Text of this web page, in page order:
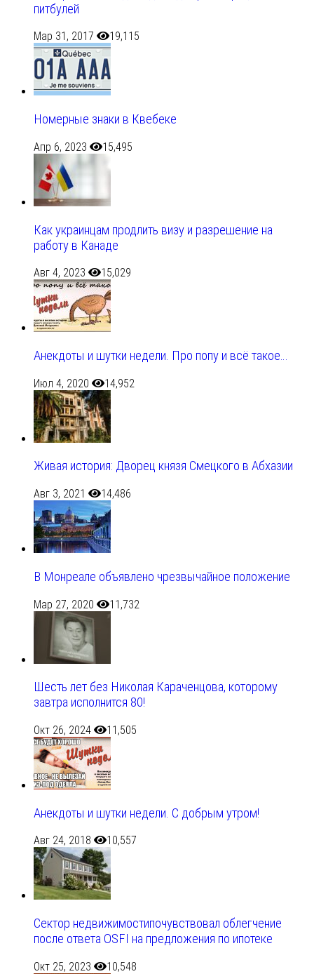
питбулей
Мар 31, 2017 19,115
Номерные знаки в Квебеке
Апр 6, 2023 15,495
Как украинцам продлить визу и разрешение на
работу в Канаде
Авг 4, 2023 15,029
Анекдоты и шутки недели. Про попу и всё такое…
Июл 4, 2020 14,952
Живая история: Дворец князя Смецкого в Абхазии
Авг 3, 2021 14,486
В Монреале объявлено чрезвычайное положение
Мар 27, 2020 11,732
Шесть лет без Николая Караченцова, которому
завтра исполнится 80!
Окт 26, 2024 11,505
Анекдоты и шутки недели. С добрым утром!
Авг 24, 2018 10,557
Сектор недвижимостипочувствовал облегчение
после ответа OSFI на предложения по ипотеке
Окт 25, 2023 10,548